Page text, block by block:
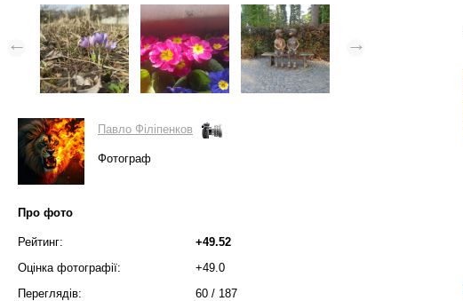
Павло Філіпенков
Фотограф
Про фото
Рейтинг:
+49.52
Оцінка фотографії:
+49.0
Переглядів:
60 / 187